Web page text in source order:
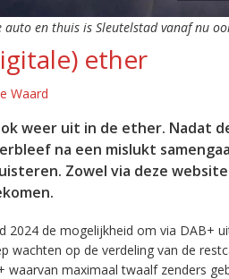
auto en thuis is Sleutelstad vanaf nu
ether
Waard
weer uit in de ether. Nadat
na een mislukt
Zowel via deze
2024 de mogelijkheid om via DAB+
op de verdeling van de
maximaal twaalf zenders